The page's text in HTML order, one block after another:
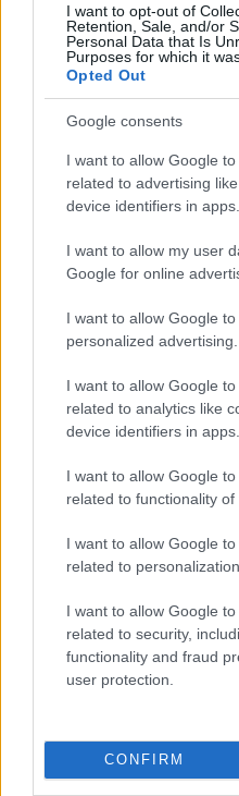
I want to opt-out of
Retention, Sale, and/or
Personal Data that Is
Purposes for which it
Opted Out
Google consents
I want to allow Google
related to advertising
device identifiers in apps.
I want to allow my user
Google for online
I want to allow Google
personalized advertising.
I want to allow Google
related to analytics like
device identifiers in apps.
I want to allow Google
related to functionality of
I want to allow Google
related to personalization.
I want to allow Google
related to security,
functionality and fraud
user protection.
CONFIRM
Kutatók
több ezer Doki
Club sztorit
főszereplőjéről
Egy kutatócsoport
hogy mit generálnak
tanulmányozási célból
erre valószínűleg ők
Unmute Loaded:
Mivel az, hogy melyik
készült, fontosnak tartom
dolog, amit írok a héten.
hogy valaki a terhes
feladatkörében sem, akik
szolgáló tanulmányt.